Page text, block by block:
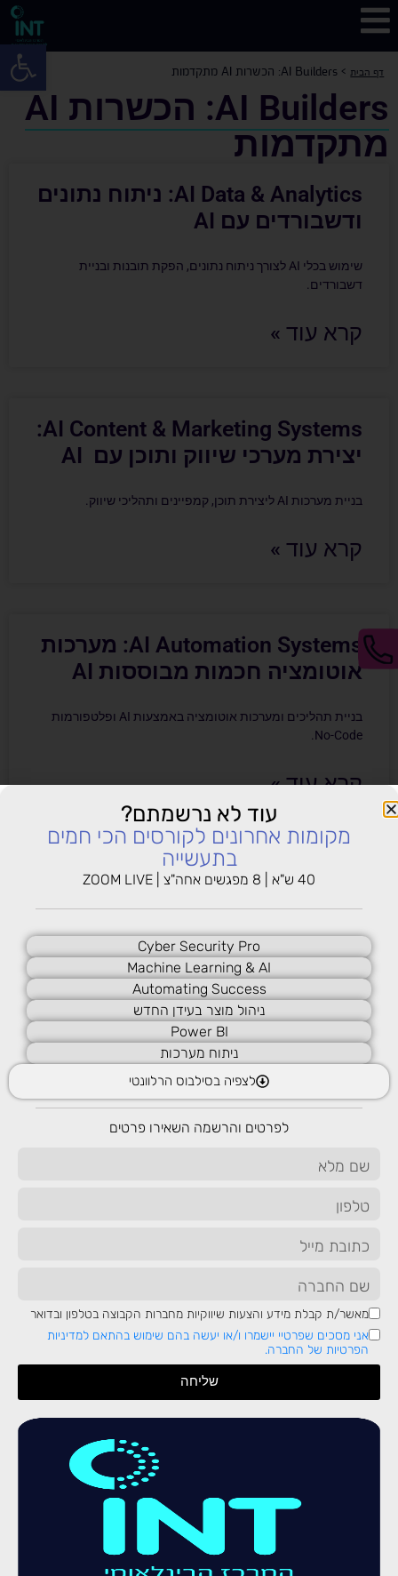
דף הבית > AI Builders: הכשרות AI מתקדמות
AI Builders: הכשרות AI
מתקדמות
AI Data & Analytics: ניתוח נתונים
ודשבורדים עם AI
שימוש בכלי AI לצורך ניתוח נתונים, הפקת תובנות ובניית
דשבורדים.
קרא עוד »
AI Content & Marketing Systems:
יצירת מערכי שיווק ותוכן עם AI
בניית מערכות AI ליצירת תוכן, קמפיינים ותהליכי שיווק.
קרא עוד »
AI Automation Systems: מערכות
אוטומציה חכמות מבוססות AI
בניית תהליכים ומערכות אוטומציה באמצעות AI ופלטפורמות
No-Code.
קרא עוד »
AI Agents & Assistants: בונים
עובדי AI משלכם
סדנה לפיתוח סוכני AI ועוזרים דיגיטליים למטרות שירות, מכירות
קרא עוד »
AI Product Makers: פיתוח
רעיונות, מוצרים ואפליקציות
בעזרת AI
קרא עוד »
תשמעו סיפור
קורסי הייטק
כל הזכויות שמורות למכללת INT
איי טי המוסד לטכנולוגיה וחדשנות בע"מ ח.פ
515326767
עוד לא נרשמתם?
מקומות אחרונים לקורסים הכי חמים
בתעשייה
40 ש"א | 8 מפגשים אחה"צ | ZOOM LIVE
Cyber Security Pro
Machine Learning & AI
Automating Success
ניהול מוצר בעידן החדש
Power BI
ניתוח מערכות
לצפיה בסילבוס הרלוונטי
לפרטים והרשמה השאירו פרטים
מאשר/ת קבלת מידע והצעות שיווקיות מחברות הקבוצה בטלפון ובדואר
אני מסכים שפרטיי יישמרו ו/או יעשה בהם שימוש בהתאם למדיניות
הפרטיות של החברה.
שליחה